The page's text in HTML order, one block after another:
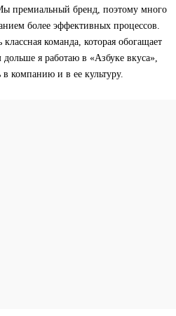
премиальный бренд, поэтому много
более эффективных процессов.
команда, которая обогащает
я работаю в «Азбуке вкуса»,
компанию и в ее культуру.